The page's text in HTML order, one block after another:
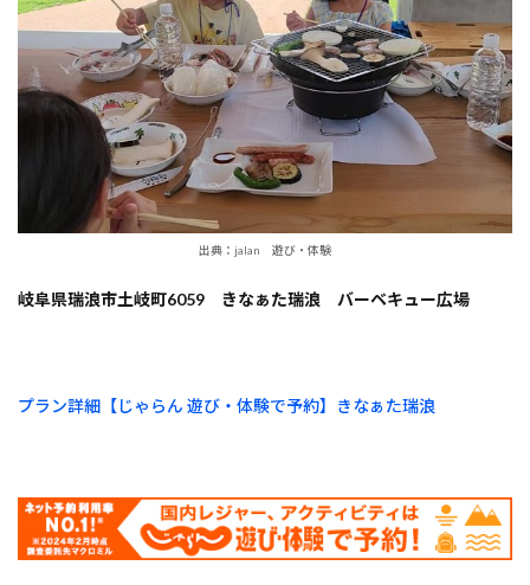
出典：jalan 遊び・体験
岐阜県瑞浪市土岐町6059 きなぁた瑞浪 バーベキュー広場
プラン詳細【じゃらん 遊び・体験で予約】きなぁた瑞浪